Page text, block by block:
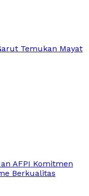
Temukan Mayat
AFPI Komitmen
Berkualitas